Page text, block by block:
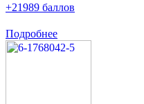
+21989 баллов
Подробнее